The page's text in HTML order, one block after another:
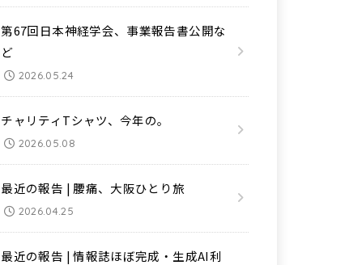
第67回日本神経学会、事業報告書公開な
ど
2026.05.24
チャリティTシャツ、今年の。
2026.05.08
最近の報告 | 腰痛、大阪ひとり旅
2026.04.25
最近の報告 | 情報誌ほぼ完成・生成AI利